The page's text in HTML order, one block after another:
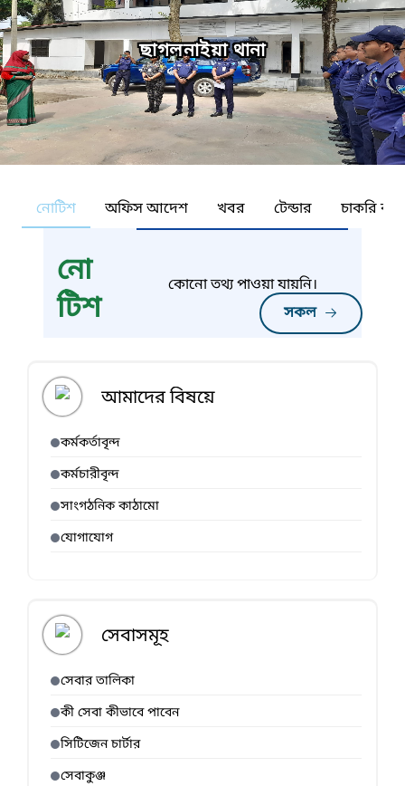
ছাগলনাইয়া থানা
নোটিশ অফিস আদেশ খবর টেন্ডার চাকরি
নো
টিশ
সকল
কোনো তথ্য পাওয়া যায়নি।
আমাদের বিষয়ে
কর্মকর্তাবৃন্দ
কর্মচারীবৃন্দ
সাংগঠনিক কাঠামো
যোগাযোগ
সেবাসমূহ
সেবার তালিকা
কী সেবা কীভাবে পাবেন
সিটিজেন চার্টার
সেবাকুঞ্জ